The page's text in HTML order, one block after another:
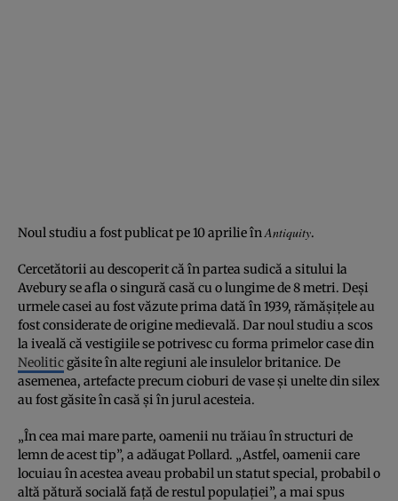
Noul studiu a fost publicat pe 10 aprilie înAntiquity.
Cercetătorii au descoperit că în partea sudică a sitului la
Avebury se afla o singură casă cu o lungime de 8 metri. Deşi
urmele casei au fost văzute prima dată în 1939, rămăşiţele au
fost considerate de origine medievală. Dar noul studiu a scos
la iveală că vestigiile se potrivesc cu forma primelor case din
Neolitic găsite în alte regiuni ale insulelor britanice. De
asemenea, artefacte precum cioburi de vase şi unelte din silex
au fost găsite în casă şi în jurul acesteia.
„În cea mai mare parte, oamenii nu trăiau în structuri de
lemn de acest tip”, a adăugat Pollard. „Astfel, oamenii care
locuiau în acestea aveau probabil un statut special, probabil o
altă pătură socială faţă de restul populaţiei”, a mai spus